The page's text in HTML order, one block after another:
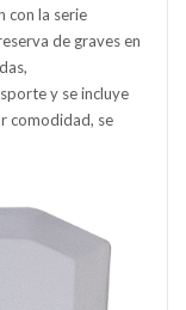
con la serie
de graves en
y se incluye
comodidad, se